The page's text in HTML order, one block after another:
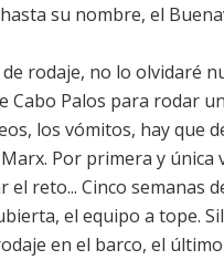
su nombre, el
rodaje, no lo olvidaré
Cabo Palos para rodar
los vómitos, hay que
Por primera y
reto... Cinco semanas
el equipo a tope.
en el barco, el